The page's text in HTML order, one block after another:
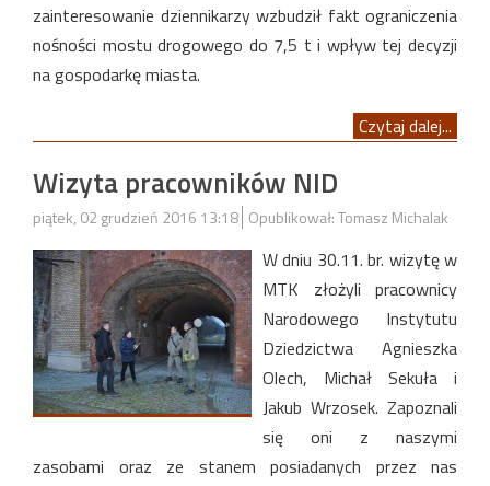
zainteresowanie dziennikarzy wzbudził fakt ograniczenia
nośności mostu drogowego do 7,5 t i wpływ tej decyzji
na gospodarkę miasta.
Czytaj dalej...
Wizyta pracowników NID
piątek, 02 grudzień 2016 13:18 Opublikował: Tomasz Michalak
W dniu 30.11. br. wizytę w
MTK złożyli pracownicy
Narodowego Instytutu
Dziedzictwa Agnieszka
Olech, Michał Sekuła i
Jakub Wrzosek. Zapoznali
się oni z naszymi
zasobami oraz ze stanem posiadanych przez nas